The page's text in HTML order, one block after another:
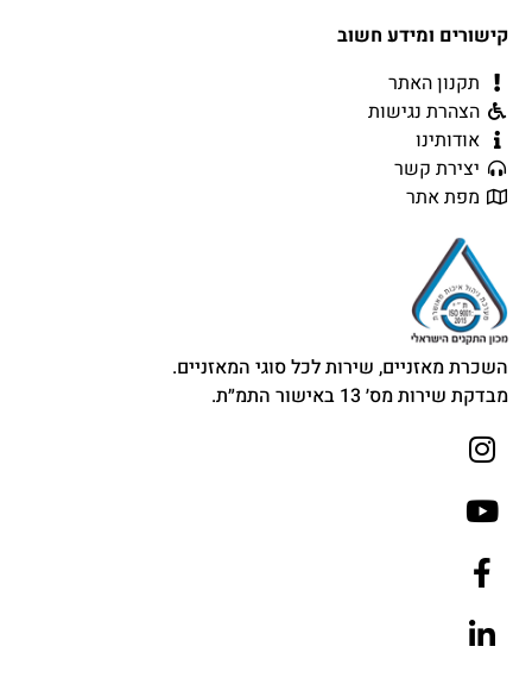
קישורים ומידע חשוב
תקנון האתר
הצהרת נגישות
אודותינו
יצירת קשר
מפת אתר
השכרת מאזניים, שירות לכל סוגי המאזניים.
מבדקת שירות מס׳ 13 באישור התמ״ת.